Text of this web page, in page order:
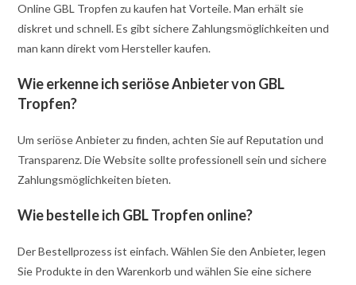
Online GBL Tropfen zu kaufen hat Vorteile. Man erhält sie
diskret und schnell. Es gibt sichere Zahlungsmöglichkeiten und
man kann direkt vom Hersteller kaufen.
Wie erkenne ich seriöse Anbieter von GBL
Tropfen?
Um seriöse Anbieter zu finden, achten Sie auf Reputation und
Transparenz. Die Website sollte professionell sein und sichere
Zahlungsmöglichkeiten bieten.
Wie bestelle ich GBL Tropfen online?
Der Bestellprozess ist einfach. Wählen Sie den Anbieter, legen
Sie Produkte in den Warenkorb und wählen Sie eine sichere